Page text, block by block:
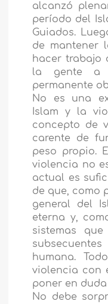
alcanzó
período del
Guiados.
de mantener
hacer trabajo
la gente a
permanente
No es una
Islam y la
concepto de
carente de
peso propio.
violencia no
actual es
de que, como
general del
eterna y,
sistemas
humana.
violencia con
poner en
No debe